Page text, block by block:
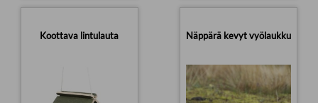
Koottava lintulauta Näppärä kevyt vyölaukku